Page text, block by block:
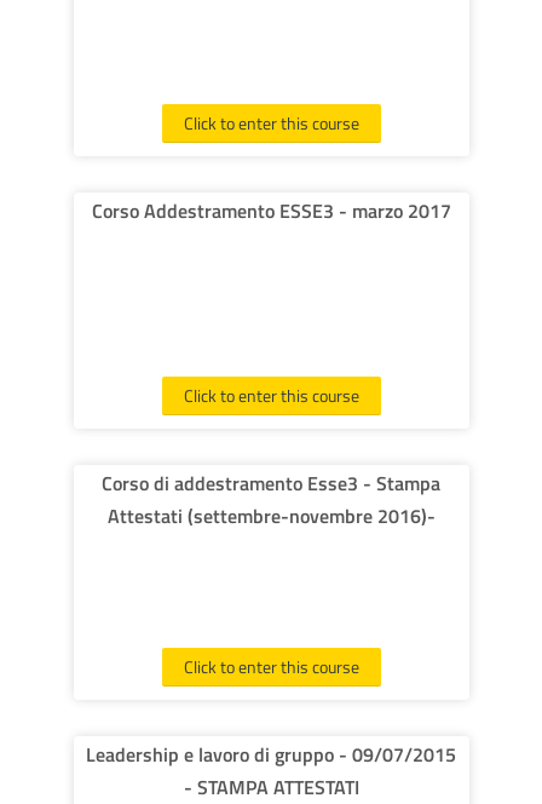
Click to enter this course
Corso Addestramento ESSE3 - marzo 2017
Click to enter this course
Corso di addestramento Esse3 - Stampa
Attestati (settembre-novembre 2016)-
Click to enter this course
Leadership e lavoro di gruppo - 09/07/2015
- STAMPA ATTESTATI